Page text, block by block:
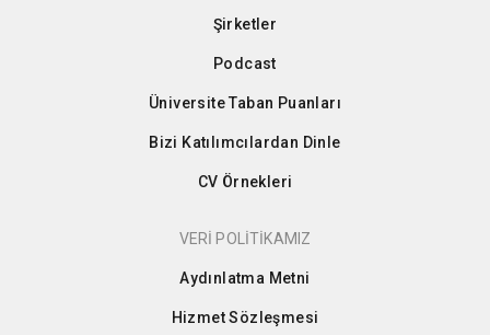
Şirketler
Podcast
Üniversite Taban Puanları
Bizi Katılımcılardan Dinle
CV Örnekleri
VERİ POLİTİKAMIZ
Aydınlatma Metni
Hizmet Sözleşmesi